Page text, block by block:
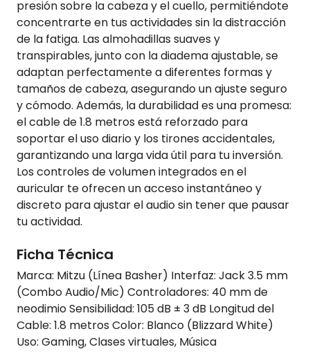
presión sobre la cabeza y el cuello, permitiéndote
concentrarte en tus actividades sin la distracción
de la fatiga. Las almohadillas suaves y
transpirables, junto con la diadema ajustable, se
adaptan perfectamente a diferentes formas y
tamaños de cabeza, asegurando un ajuste seguro
y cómodo. Además, la durabilidad es una promesa:
el cable de 1.8 metros está reforzado para
soportar el uso diario y los tirones accidentales,
garantizando una larga vida útil para tu inversión.
Los controles de volumen integrados en el
auricular te ofrecen un acceso instantáneo y
discreto para ajustar el audio sin tener que pausar
tu actividad.
Ficha Técnica
Marca: Mitzu (Línea Basher) Interfaz: Jack 3.5 mm
(Combo Audio/Mic) Controladores: 40 mm de
neodimio Sensibilidad: 105 dB ± 3 dB Longitud del
Cable: 1.8 metros Color: Blanco (Blizzard White)
Uso: Gaming, Clases virtuales, Música